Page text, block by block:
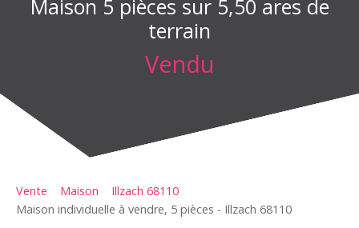
Maison 5 pièces sur 5,50 ares de
terrain
Vendu
Vente Maison
Illzach 68110
Maison individuelle à vendre, 5 pièces - Illzach 68110